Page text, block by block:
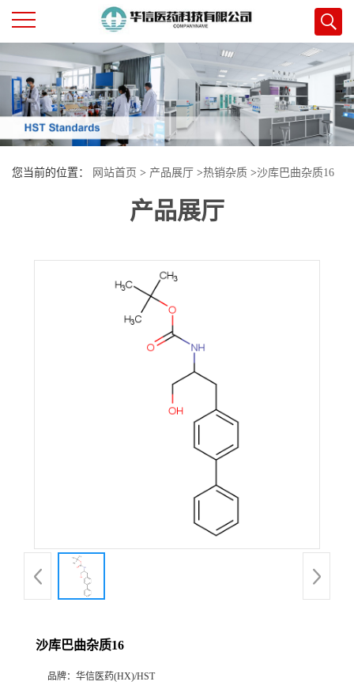
公
司
首
页
司
书
誉
您当前的位置： 网站首页 > 产品展厅 >热销杂质 >沙库巴曲杂质16
产品展厅
沙库巴曲杂质16
品牌： 华信医药(HX)/HST